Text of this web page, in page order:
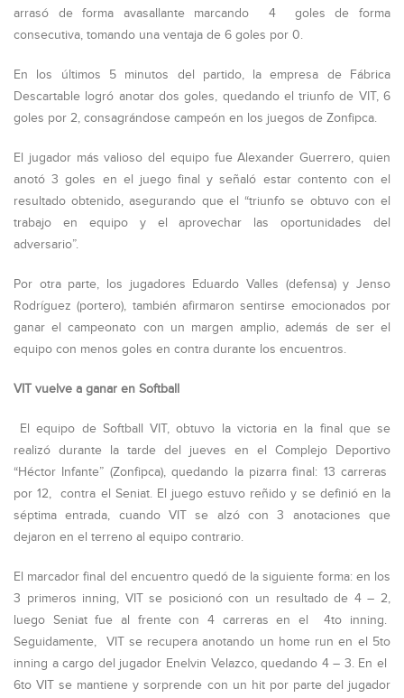
arrasó de forma avasallante marcando 4 goles de forma
consecutiva, tomando una ventaja de 6 goles por 0.
En los últimos 5 minutos del partido, la empresa de Fábrica
Descartable logró anotar dos goles, quedando el triunfo de VIT, 6
goles por 2, consagrándose campeón en los juegos de Zonfipca.
El jugador más valioso del equipo fue Alexander Guerrero, quien
anotó 3 goles en el juego final y señaló estar contento con el
resultado obtenido, asegurando que el “triunfo se obtuvo con el
trabajo en equipo y el aprovechar las oportunidades del
adversario”.
Por otra parte, los jugadores Eduardo Valles (defensa) y Jenso
Rodríguez (portero), también afirmaron sentirse emocionados por
ganar el campeonato con un margen amplio, además de ser el
equipo con menos goles en contra durante los encuentros.
VIT vuelve a ganar en Softball
El equipo de Softball VIT, obtuvo la victoria en la final que se
realizó durante la tarde del jueves en el Complejo Deportivo
“Héctor Infante” (Zonfipca), quedando la pizarra final: 13 carreras
por 12, contra el Seniat. El juego estuvo reñido y se definió en la
séptima entrada, cuando VIT se alzó con 3 anotaciones que
dejaron en el terreno al equipo contrario.
El marcador final del encuentro quedó de la siguiente forma: en los
3 primeros inning, VIT se posicionó con un resultado de 4 – 2,
luego Seniat fue al frente con 4 carreras en el 4to inning.
Seguidamente, VIT se recupera anotando un home run en el 5to
inning a cargo del jugador Enelvin Velazco, quedando 4 – 3. En el
6to VIT se mantiene y sorprende con un hit por parte del jugador